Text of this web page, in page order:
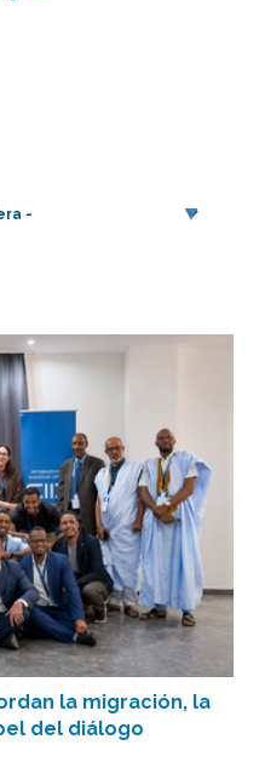
la migración, la
del diálogo